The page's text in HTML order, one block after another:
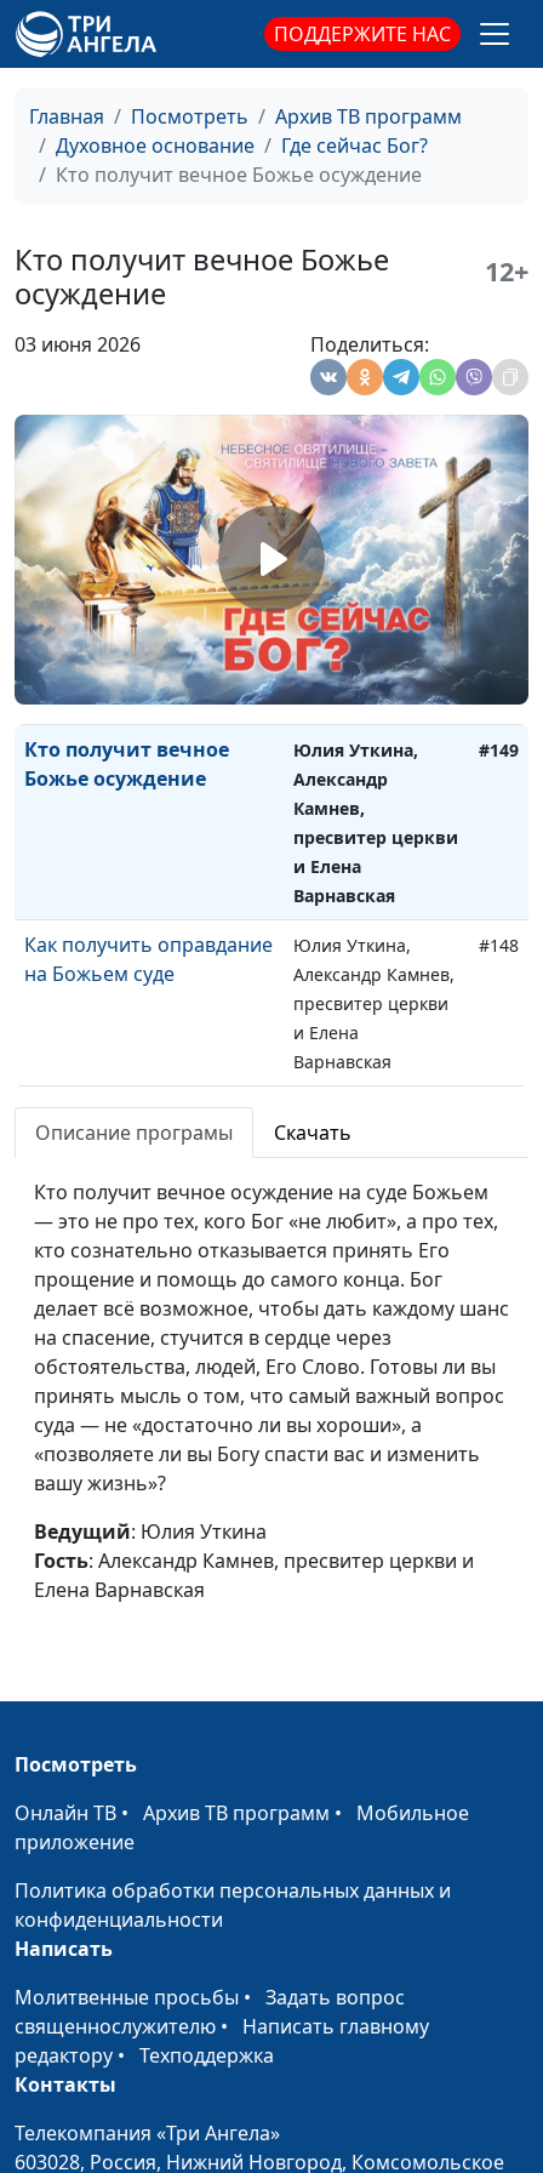
ПОДДЕРЖИТЕ НАС
Главная Посмотреть
Архив ТВ программ
Духовное основание
Где сейчас Бог?
Кто получит вечное Божье осуждение
Кто получит вечное Божье
осуждение
12+
03 июня 2026 Поделиться:
Христос
Александр Камнев,
пресвитер церкви
и Елена
Обжалованию не
подлежит. Итоги Божьего
суда
Юлия Уткина,
и Елена
Варнавская
Ценность человека в
глазах Божьих
Юлия Уткина,
Александр Камнев,
пресвитер церкви
и Елена
Варнавская
#151
О чем поклялся Бог
Юлия Уткина,
Александр Камнев,
пресвитер церкви
и Елена
Варнавская
#150
Кто получит вечное
Божье осуждение
Юлия Уткина,
Александр
Камнев,
пресвитер церкви
и Елена
Варнавская
#149
Как получить оправдание
на Божьем суде
Юлия Уткина,
Александр Камнев,
пресвитер церкви
и Елена
Варнавская
#148
Кого Бог будет судить
первыми
Александр Камнев,
и Елена
Варнавская
Открытый судебный
процесс на небе
Юлия Уткина,
Александр Камнев,
пресвитер церкви
и Елена
Варнавская
Божья любовь и Божий
Юлия Уткина,
Варнавская
До каких пор Бог будет
и Елена
Существует ли посредник
между Богом и
человеком
Александр Камнев,
Варнавская
Бог с нами постоянно.
пресвитер церкви
и Елена
прощение
пресвитер церкви
Описание програмы Скачать
Кто получит вечное осуждение на суде Божьем
— это не про тех, кого Бог «не любит», а про тех,
кто сознательно отказывается принять Его
прощение и помощь до самого конца. Бог
делает всё возможное, чтобы дать каждому шанс
на спасение, стучится в сердце через
обстоятельства, людей, Его Слово. Готовы ли вы
принять мысль о том, что самый важный вопрос
суда — не «достаточно ли вы хороши», а
«позволяете ли вы Богу спасти вас и изменить
вашу жизнь»?
Ведущий: Юлия Уткина
Гость: Александр Камнев, пресвитер церкви и
Елена Варнавская
Посмотреть
Онлайн ТВ • Архив ТВ программ • Мобильное
приложение
Политика обработки персональных данных и
конфиденциальности
Написать
Молитвенные просьбы • Задать вопрос
священнослужителю • Написать главному
редактору • Техподдержка
Контакты
Телекомпания «Три Ангела»
603028, Россия, Нижний Новгород, Комсомольское